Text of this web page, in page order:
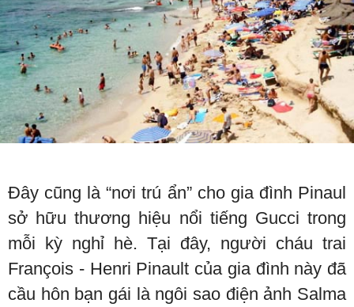
Đây cũng là “nơi trú ẩn” cho gia đình Pinaul
sở hữu thương hiệu nổi tiếng Gucci trong
mỗi kỳ nghỉ hè. Tại đây, người cháu trai
François - Henri Pinault của gia đình này đã
cầu hôn bạn gái là ngôi sao điện ảnh Salma